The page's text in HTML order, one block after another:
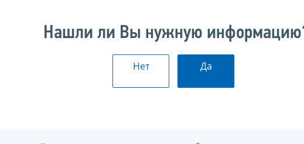
Нашли ли Вы нужную
Нет Да